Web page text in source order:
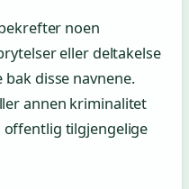
noen
eller deltakelse
disse navnene.
annen kriminalitet
tilgjengelige